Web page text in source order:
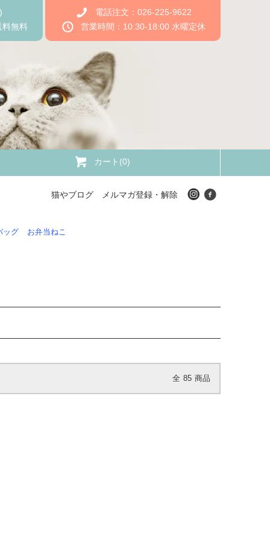
料無料
電話注文：026-225-9622
営業時間：10:30-18:00 水曜定休
カート(0)
猫やブログ メルマガ登録・解除
ッグ お弁当ねこ
全 85 商品